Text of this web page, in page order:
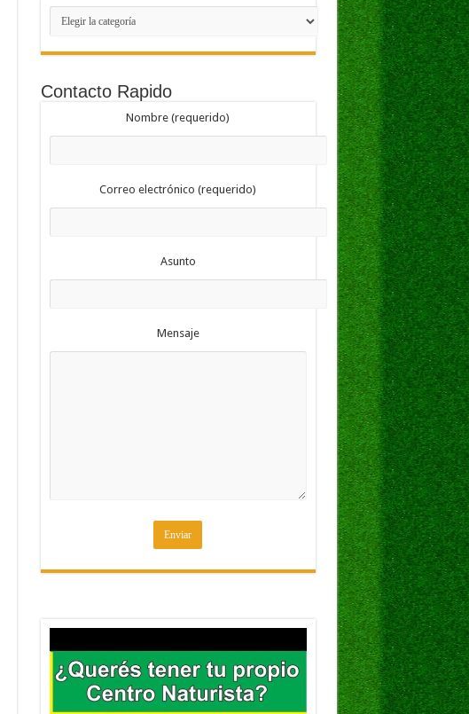
Categorías
Contacto Rapido
Nombre (requerido)
Correo electrónico (requerido)
Asunto
Mensaje